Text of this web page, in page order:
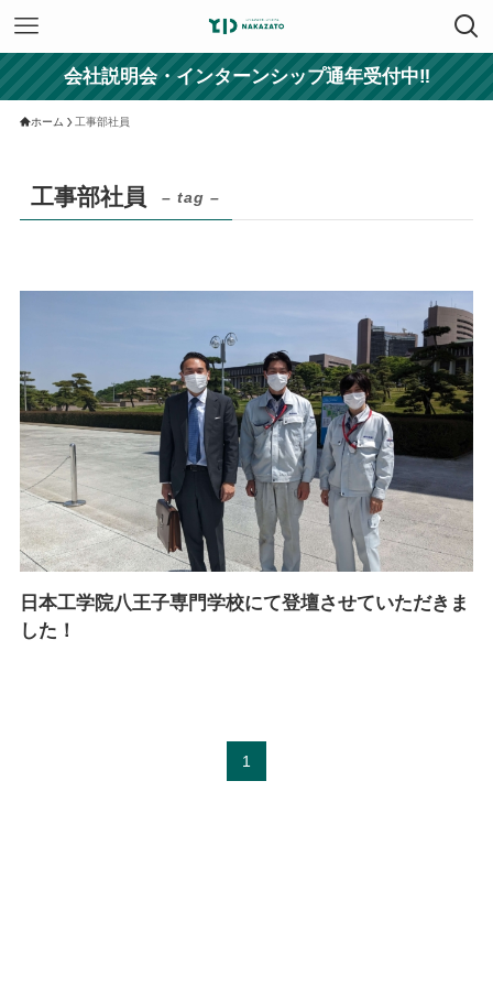
会社説明会・インターンシップ通年受付中‼
ホーム 工事部社員
工事部社員 – tag –
日本工学院八王子専門学校にて登壇させていただきま
した！
1